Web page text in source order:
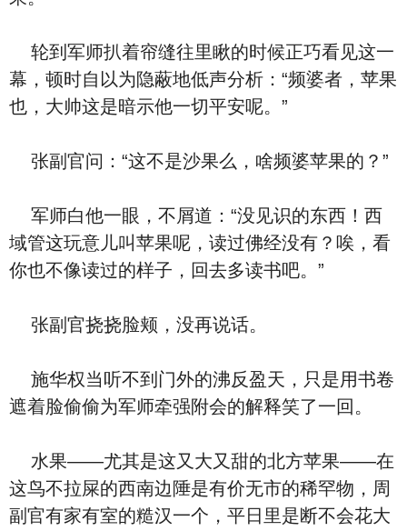
轮到军师扒着帘缝往里瞅的时候正巧看见这一
幕，顿时自以为隐蔽地低声分析：“频婆者，苹果
也，大帅这是暗示他一切平安呢。”
张副官问：“这不是沙果么，啥频婆苹果的？”
军师白他一眼，不屑道：“没见识的东西！西
域管这玩意儿叫苹果呢，读过佛经没有？唉，看
你也不像读过的样子，回去多读书吧。”
张副官挠挠脸颊，没再说话。
施华权当听不到门外的沸反盈天，只是用书卷
遮着脸偷偷为军师牵强附会的解释笑了一回。
水果——尤其是这又大又甜的北方苹果——在
这鸟不拉屎的西南边陲是有价无市的稀罕物，周
副官有家有室的糙汉一个，平日里是断不会花大